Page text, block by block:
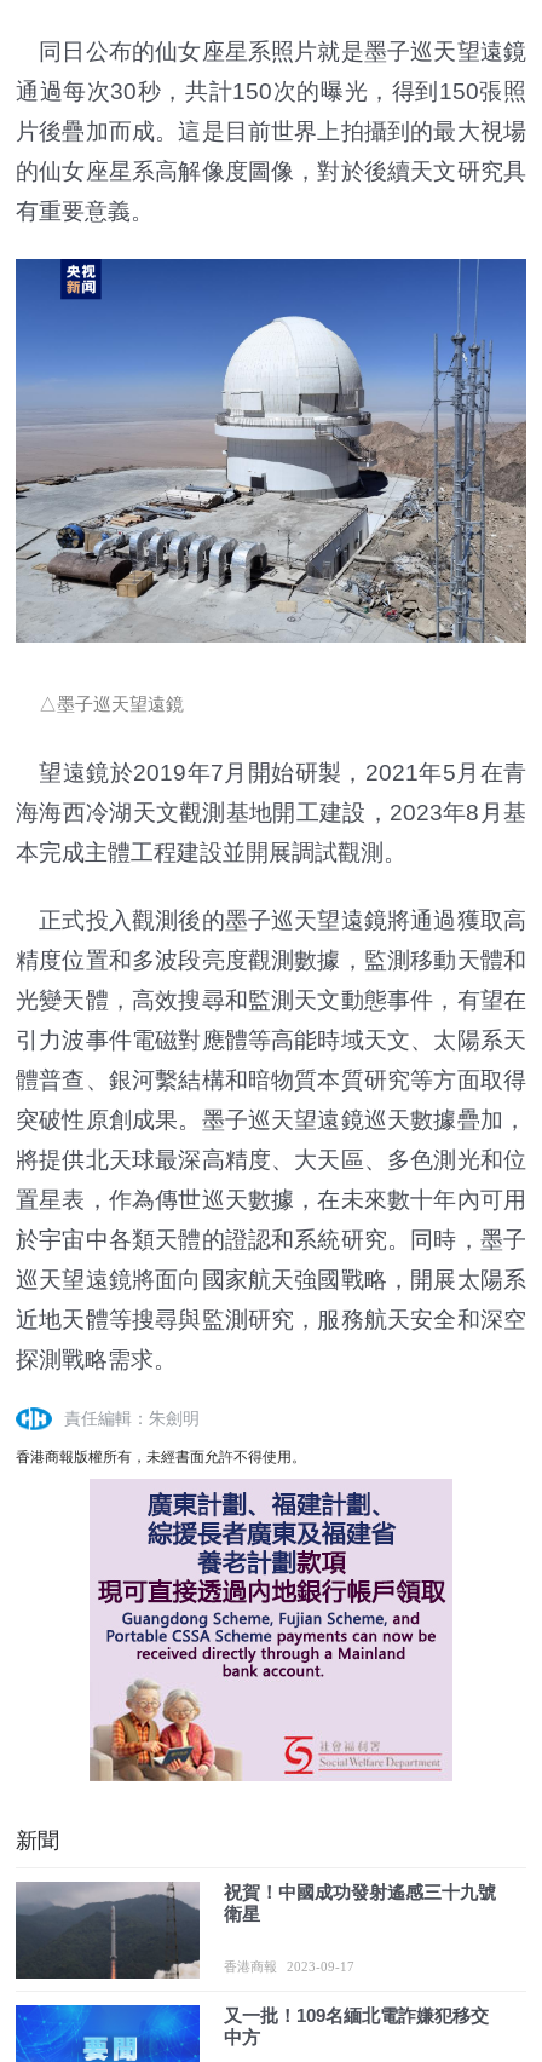
同日公布的仙女座星系照片就是墨子巡天望遠鏡
通過每次30秒，共計150次的曝光，得到150張照
片後疊加而成。這是目前世界上拍攝到的最大視場
的仙女座星系高解像度圖像，對於後續天文研究具
有重要意義。
△墨子巡天望遠鏡
望遠鏡於2019年7月開始研製，2021年5月在青
海海西冷湖天文觀測基地開工建設，2023年8月基
本完成主體工程建設並開展調試觀測。
正式投入觀測後的墨子巡天望遠鏡將通過獲取高
精度位置和多波段亮度觀測數據，監測移動天體和
光變天體，高效搜尋和監測天文動態事件，有望在
引力波事件電磁對應體等高能時域天文、太陽系天
體普查、銀河繫結構和暗物質本質研究等方面取得
突破性原創成果。墨子巡天望遠鏡巡天數據疊加，
將提供北天球最深高精度、大天區、多色測光和位
置星表，作為傳世巡天數據，在未來數十年內可用
於宇宙中各類天體的證認和系統研究。同時，墨子
巡天望遠鏡將面向國家航天強國戰略，開展太陽系
近地天體等搜尋與監測研究，服務航天安全和深空
探測戰略需求。
責任編輯：朱劍明
香港商報版權所有，未經書面允許不得使用。
新聞
祝賀！中國成功發射遙感三十九號
衛星
香港商報 2023-09-17
又一批！109名緬北電詐嫌犯移交
中方